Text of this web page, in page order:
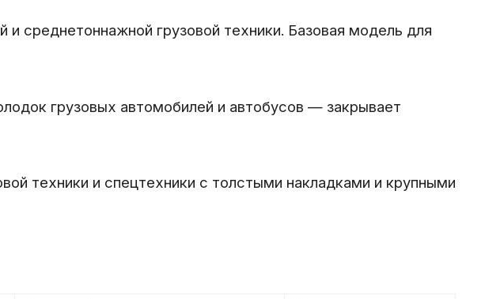
среднетоннажной грузовой техники. Базовая модель для
грузовых автомобилей и автобусов — закрывает
техники и спецтехники с толстыми накладками и крупными